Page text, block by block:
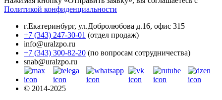
Политикой конфиденциальности
г.Екатеринбург, ул.Добролюбова д.16, офис 315
+7 (343) 247-30-01 (отдел продаж)
info@uralzpo.ru
+7 (343) 300-82-20 (по вопросам сотрудничества)
snab@uralzpo.ru
© 2014-2025